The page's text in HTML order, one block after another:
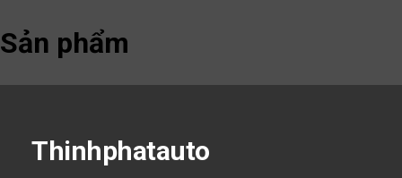
Sản phẩm
Thinhphatauto